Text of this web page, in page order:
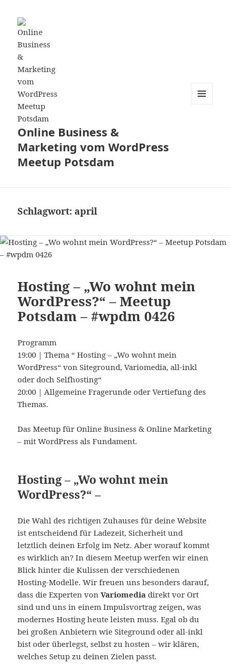
Online Business &
Marketing vom WordPress
Meetup Potsdam
Schlagwort: april
Hosting – „Wo wohnt mein
WordPress?“ – Meetup
Potsdam – #wpdm 0426
Programm
19:00 | Thema “ Hosting – „Wo wohnt mein
WordPress“ von Siteground, Variomedia, all-inkl
oder doch Selfhosting“
20:00 | Allgemeine Fragerunde oder Vertiefung des
Themas.
Das Meetup für Online Business & Online Marketing
– mit WordPress als Fundament.
Hosting – „Wo wohnt mein
WordPress?“ –
Die Wahl des richtigen Zuhauses für deine Website
ist entscheidend für Ladezeit, Sicherheit und
letztlich deinen Erfolg im Netz. Aber worauf kommt
es wirklich an? In diesem Meetup werfen wir einen
Blick hinter die Kulissen der verschiedenen
Hosting-Modelle. Wir freuen uns besonders darauf,
dass die Experten vonVariomedia direkt vor Ort
sind und uns in einem Impulsvortrag zeigen, was
modernes Hosting heute leisten muss. Egal ob du
bei großen Anbietern wie Siteground oder all-inkl
bist oder überlegst, selbst zu hosten – wir klären,
welches Setup zu deinen Zielen passt.